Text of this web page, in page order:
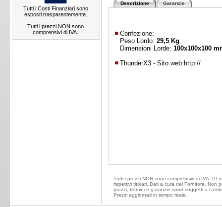
Tutti i Costi Finanziari sono
esposti trasparentemente.
Tutti i prezzi NON sono
comprensivi di IVA.
Descrizione Garanzie
Confezione:
Peso Lordo: 29,5 Kg
Dimensioni Lorde: 100x100x100
ThunderX3 - Sito web: http://
Tutti i prezzi NON sono comprensivi di IVA. Il
rispettivi titolari. Dati a cura del Fornitore. Non
prezzi, termini e garanzie sono soggetti a
Prezzi aggiornati in tempo reale.